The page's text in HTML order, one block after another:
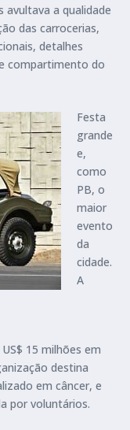
avultava a qualidade
das carrocerias,
detalhes
compartimento do
Festa
grande
e,
como
PB, o
maior
evento
da
cidade.
A
15 milhões em
destina
em câncer, e
por voluntários.